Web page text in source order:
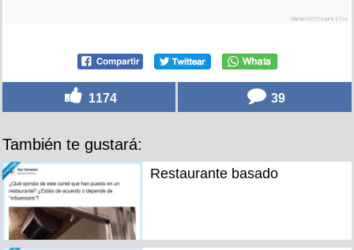
1174 39
También te gustará:
Restaurante basado